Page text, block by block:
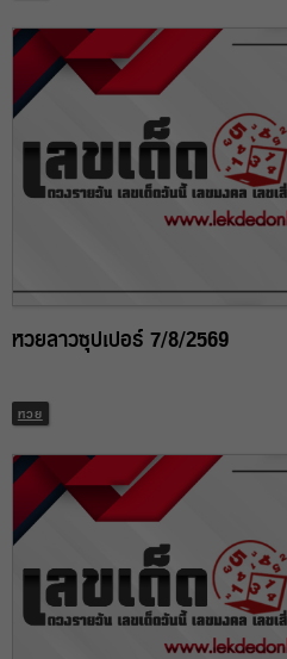
หวยลาวซุปเปอร์ 7/8/2569
หวย